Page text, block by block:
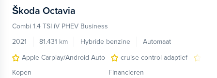
Škoda Octavia
Combi 1.4 TSI iV PHEV Business
2021
81.431 km Hybride benzine
Automaat
Apple Carplay/Android Auto
cruise control adaptief
Kopen
Financieren